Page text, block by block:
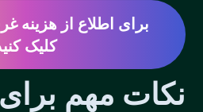
برای اطلاع از هزینه
کلیک
نکات مهم